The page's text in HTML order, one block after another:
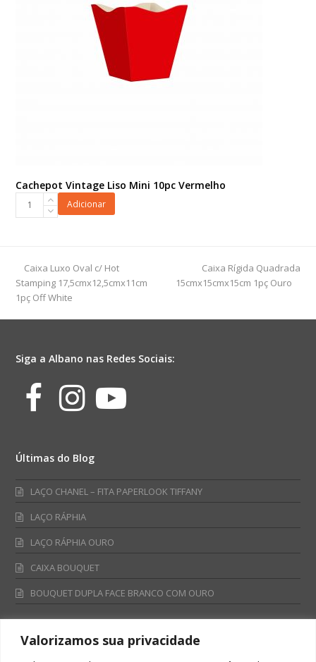
Valorizamos sua privacidade
Cachepot Vintage Liso Mini 10pc Vermelho
Cachepot
Vermelho
quantidade
Adicionar
previous
post:
Caixa Luxo Oval c/ Hot
Stamping 17,5cmx12,5cmx11cm
1pç Off White
next
post:
Caixa Rígida Quadrada
15cmx15cmx15cm 1pç Ouro
Siga a Albano nas Redes Sociais:
Facebook
Instagram
Youtube
Últimas do Blog
LAÇO CHANEL – FITA PAPERLOOK TIFFANY
LAÇO RÁPHIA
LAÇO RÁPHIA OURO
CAIXA BOUQUET
BOUQUET DUPLA FACE BRANCO COM OURO
Fale Conosco